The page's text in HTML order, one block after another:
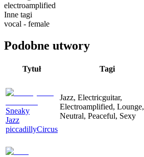
electroamplified
Inne tagi
vocal - female
Podobne utwory
Tytuł Tagi
Sneaky
Jazz
piccadillyCircus
Jazz, Electricguitar,
Electroamplified, Lounge,
Neutral, Peaceful, Sexy